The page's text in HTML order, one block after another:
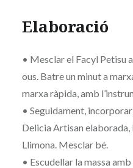
Elaboració
• Mesclar el Facyl Petisu
ous. Batre un minut a
marxa ràpida, amb
• Seguidament,
Delicia Artisan elaborada,
Llimona. Mesclar bé.
• Escudellar la massa